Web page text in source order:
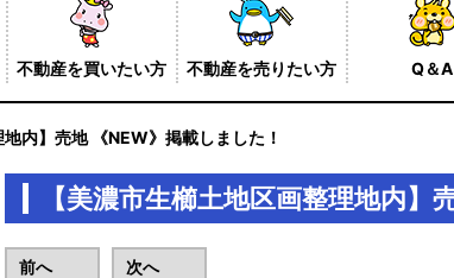
不動産を買いたい方 不動産を売りたい方 Q＆A
内】売地 《NEW》掲載しました！
【美濃市生櫛土地区画整理地内】
前へ 次へ